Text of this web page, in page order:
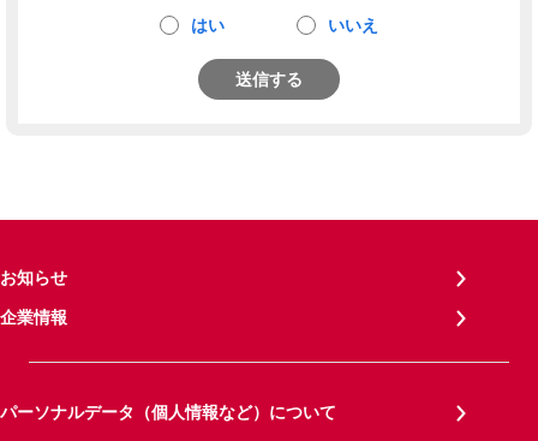
はい いいえ
送信する
お知らせ
企業情報
パーソナルデータ（個人情報など）について